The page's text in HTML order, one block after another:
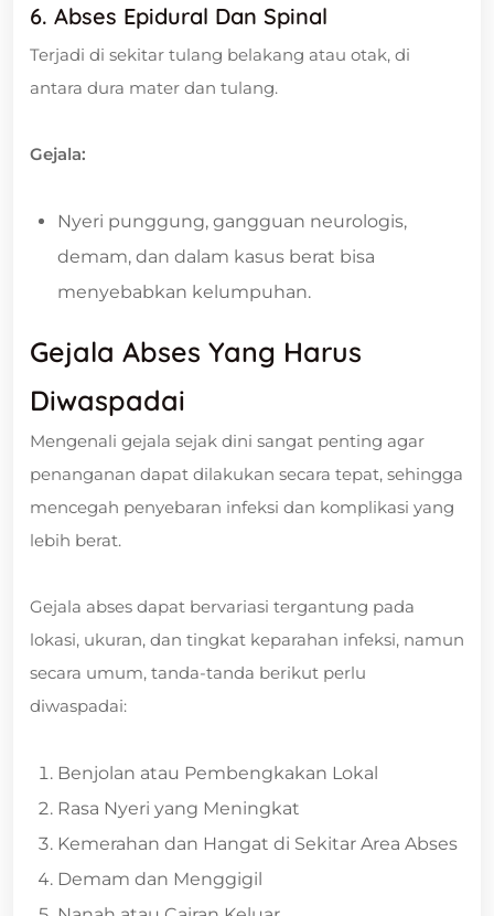
6. Abses Epidural Dan Spinal
Terjadi di sekitar tulang belakang atau otak, di
antara dura mater dan tulang.
Gejala:
Nyeri punggung, gangguan neurologis,
demam, dan dalam kasus berat bisa
menyebabkan kelumpuhan.
Gejala Abses Yang Harus
Diwaspadai
Mengenali gejala sejak dini sangat penting agar
penanganan dapat dilakukan secara tepat, sehingga
mencegah penyebaran infeksi dan komplikasi yang
lebih berat.
Gejala abses dapat bervariasi tergantung pada
lokasi, ukuran, dan tingkat keparahan infeksi, namun
secara umum, tanda-tanda berikut perlu
diwaspadai:
Benjolan atau Pembengkakan Lokal
Rasa Nyeri yang Meningkat
Kemerahan dan Hangat di Sekitar Area Abses
Demam dan Menggigil